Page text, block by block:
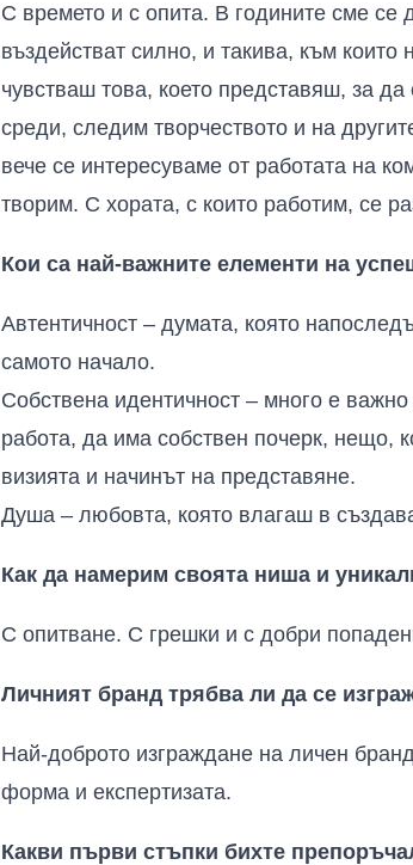
С времето и с опита. В годините сме
въздействат силно, и такива, към
чувстваш това, което представяш, за
среди, следим творчеството и на
вече се интересуваме от работата на
творим. С хората, с които работим, се
Кои са най-важните елементи на
Автентичност – думата, която
самото начало.
Собствена идентичност – много е
работа, да има собствен почерк, нещо,
визията и начинът на представяне.
Душа – любовта, която влагаш в
Как да намерим своята ниша и
С опитване. С грешки и с добри
Личният бранд трябва ли да се
Най-доброто изграждане на личен
форма и експертизата.
Какви първи стъпки бихте